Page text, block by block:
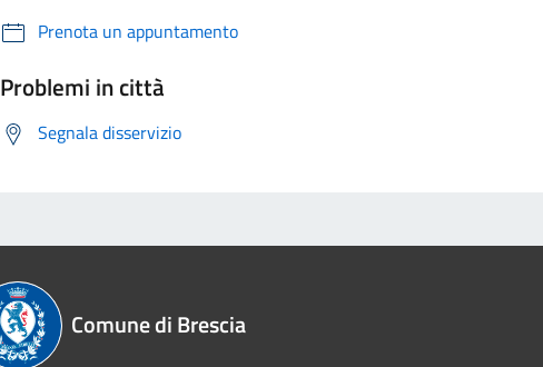
Prenota un appuntamento
Problemi in città
Segnala disservizio
Comune di Brescia